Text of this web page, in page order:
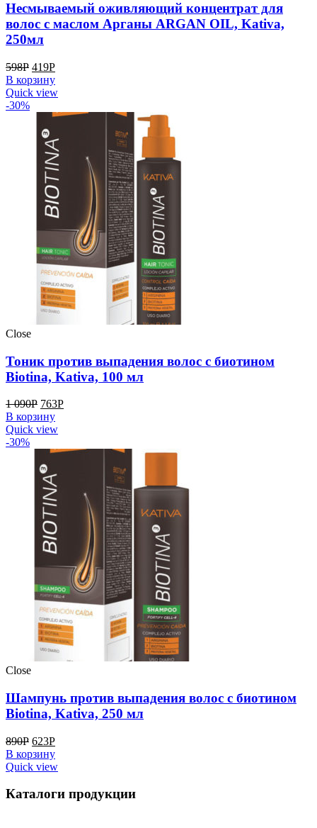
Несмываемый оживляющий концентрат для
волос с маслом Арганы ARGAN OIL, Kativa,
250мл
598Р 419Р
В корзину
Quick view
-30%
Close
Тоник против выпадения волос с биотином
Biotina, Kativa, 100 мл
1 090Р 763Р
В корзину
Quick view
-30%
Close
Шампунь против выпадения волос с биотином
Biotina, Kativa, 250 мл
890Р 623Р
В корзину
Quick view
Каталоги продукции